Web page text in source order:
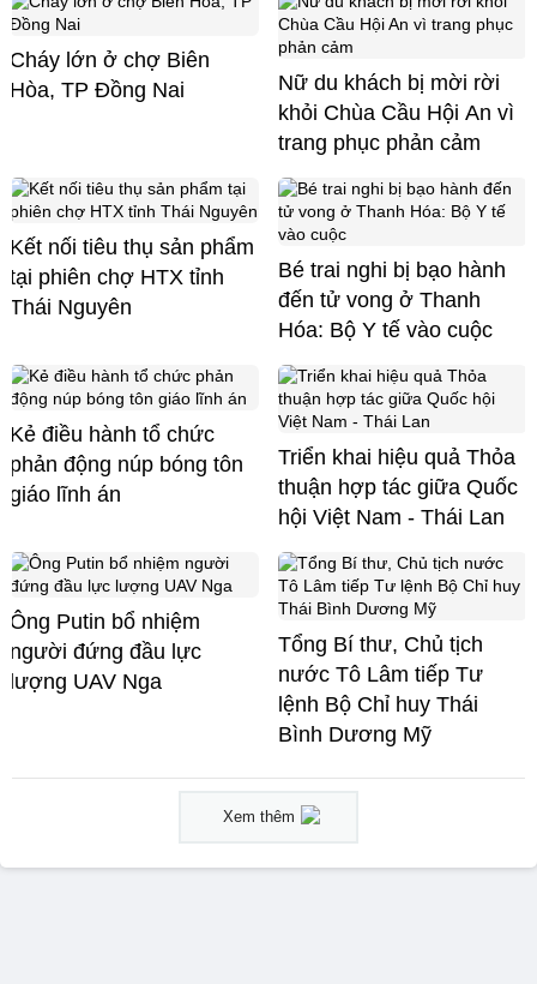
Cháy lớn ở chợ Biên
Hòa, TP Đồng Nai
Nữ du khách bị mời rời
khỏi Chùa Cầu Hội An vì
trang phục phản cảm
Kết nối tiêu thụ sản phẩm
tại phiên chợ HTX tỉnh
Thái Nguyên
Bé trai nghi bị bạo hành
đến tử vong ở Thanh
Hóa: Bộ Y tế vào cuộc
Kẻ điều hành tổ chức
phản động núp bóng tôn
giáo lĩnh án
Triển khai hiệu quả Thỏa
thuận hợp tác giữa Quốc
hội Việt Nam - Thái Lan
Ông Putin bổ nhiệm
người đứng đầu lực
lượng UAV Nga
Tổng Bí thư, Chủ tịch
nước Tô Lâm tiếp Tư
lệnh Bộ Chỉ huy Thái
Bình Dương Mỹ
Xem thêm